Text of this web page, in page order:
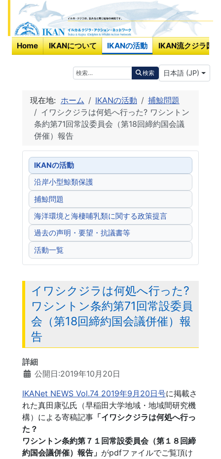
検索 検索 あなたが使う言
日本語 (JP)
Home IKANについて IKANの活動 IKAN流クジラ図鑑
現在地: ホーム IKANの活動
捕鯨問題
イワシクジラは何処へ行った? ワシントン
条約第71回常設委員会（第18回締約国会議
併催）報告
IKANの活動
沿岸小型鯨類保護
捕鯨問題
海洋環境と海棲哺乳類に関する政策提言
過去の声明・要望・抗議書等
活動一覧
イワシクジラは何処へ行った?
ワシントン条約第71回常設委員
会（第18回締約国会議併催）報
告
詳細
公開日:2019年10月20日
IKANet NEWS Vol.74 2019年9月20日号に掲載さ
れた真田康弘氏（早稲田大学地域・地域間研究機
構）による寄稿記事「イワシクジラは何処へ行っ
た？
ワシントン条約第７１回常設委員会（第１８回締
約国会議併催）報告」 がpdfファイルでご覧頂け